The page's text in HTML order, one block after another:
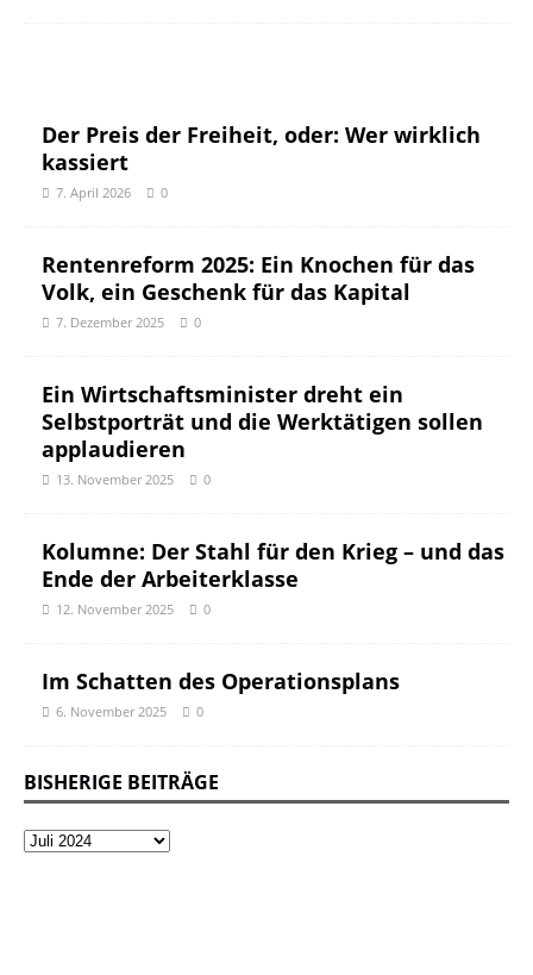
Der Preis der Freiheit, oder: Wer wirklich
kassiert
7. April 2026 0
Rentenreform 2025: Ein Knochen für das
Volk, ein Geschenk für das Kapital
7. Dezember 2025 0
Ein Wirtschaftsminister dreht ein
Selbstporträt und die Werktätigen sollen
applaudieren
13. November 2025 0
Kolumne: Der Stahl für den Krieg – und das
Ende der Arbeiterklasse
12. November 2025 0
Im Schatten des Operationsplans
6. November 2025 0
BISHERIGE BEITRÄGE